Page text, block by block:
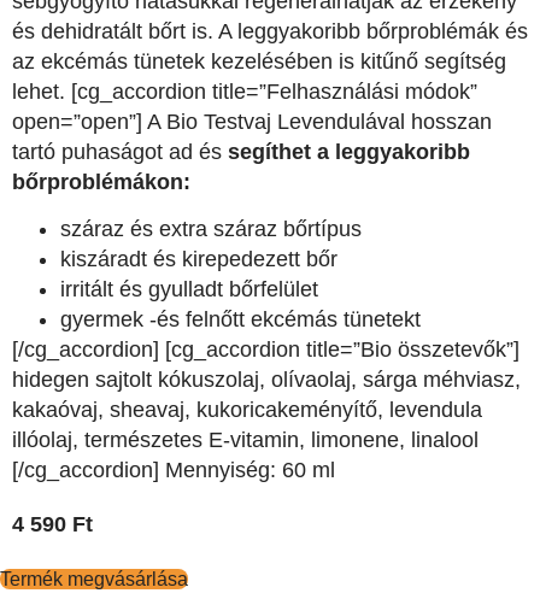
és dehidratált bőrt is. A leggyakoribb bőrproblémák és
az ekcémás tünetek kezelésében is kitűnő segítség
lehet. [cg_accordion title=”Felhasználási módok”
open=”open”] A Bio Testvaj Levendulával hosszan
tartó puhaságot ad és segíthet a leggyakoribb
bőrproblémákon:
száraz és extra száraz bőrtípus
kiszáradt és kirepedezett bőr
irritált és gyulladt bőrfelület
gyermek -és felnőtt ekcémás tünetekt
[/cg_accordion] [cg_accordion title=”Bio összetevők”]
hidegen sajtolt kókuszolaj, olívaolaj, sárga méhviasz,
kakaóvaj, sheavaj, kukoricakeményítő, levendula
illóolaj, természetes E-vitamin, limonene, linalool
[/cg_accordion] Mennyiség: 60 ml
4 590 Ft
Termék megvásárlása